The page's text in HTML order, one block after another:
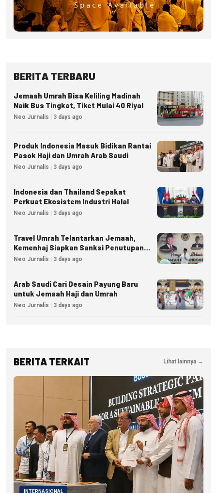
BERITA TERBARU
Jemaah Umrah Bisa Keliling Madinah
Naik Bus Tingkat, Tiket Mulai 40 Riyal
Neo Jurnalis | 3 days ago
Produk Indonesia Masuk Bidikan Rantai
Pasok Haji dan Umrah Arab Saudi
Neo Jurnalis | 3 days ago
Indonesia dan Thailand Sepakat
Perkuat Ekosistem Industri Halal
Neo Jurnalis | 3 days ago
Travel Umrah Telantarkan Jemaah,
Kemenhaj Siapkan Sanksi Penutupan
Izin hingga Pidana
Neo Jurnalis | 3 days ago
Arab Saudi Cari Desain Payung Baru
untuk Jemaah Haji dan Umrah
Neo Jurnalis | 3 days ago
BERITA TERKAIT Lihat lainnya →
INTERNASIONAL